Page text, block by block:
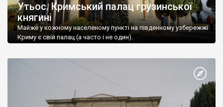
Утьос. Кримський палац грузинської
княгині
Майже у кожному населеному пункті на південному узбережжі
Криму є свій палац (а часто і не один).